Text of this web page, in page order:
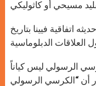
اتفاقية فيينا بتاريخ
الرسولي ليس كياناً
أن “الكرسي الرسولي